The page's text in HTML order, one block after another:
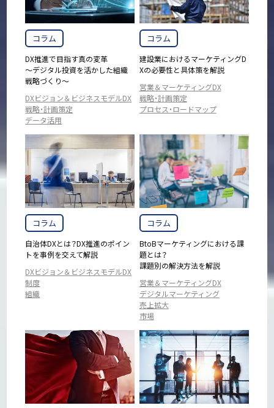
コラム
DX推進で目指す真の変革
～デジタル投資を活かした組織
戦略づくり～
DXビジョン＆ビジネスモデルDX
戦略・計画策定
データ活用
コラム
建設業におけるマーケティングD
Xの必要性と具体策を解説
営業＆マーケティングDX
戦略・計画策定
プロセス・ロードマップ
コラム
自治体DXとは？DX推進のポイン
トを事例を交えて解説
DXビジョン＆ビジネスモデルDX
制度
組織
コラム
BtoBマーケティングにおける課
題とは？
課題別の解決方法を解説
営業＆マーケティングDX
デジタルマーケティング
売上拡大
市場